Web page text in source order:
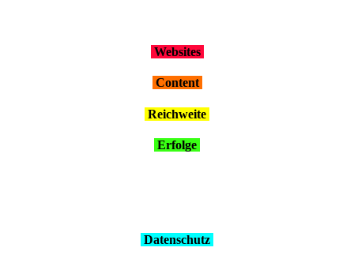
Web­sites
Con­tent
Reich­wei­te
Erfol­ge
Daten­schutz